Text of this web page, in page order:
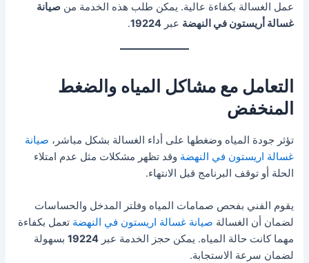
عمل الغسالة بكفاءة عالية. يمكن طلب هذه الخدمة منصيانة
غسالة أريستون في النهضة عبر19224
.
التعامل مع مشاكل المياه والضغط
المنخفض
تؤثر جودة المياه وضغطها على أداء الغسالة بشكل مباشر، صيانة
غسالة اريستون في النهضة وقد تظهر مشكلات مثل عدم امتلاء
الحلة أو توقف البرنامج قبل الانتهاء.
يقوم الفني بفحص صمامات المياه وفلتر المدخل والحساسات
لضمان أن الغسالة صيانة غسالة اريستون في النهضة تعمل بكفاءة
مهما كانت حالة المياه. يمكن حجز الخدمة عبر19224 بسهولة
لضمان سرعة الاستجابة.